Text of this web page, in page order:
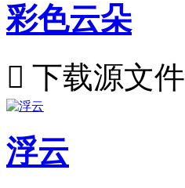
彩色云朵
 下载源文件
浮云